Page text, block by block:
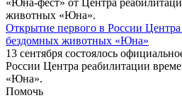
животных «Юна».
Открытие первого в России
бездомных животных «Юна»
13 сентября состоялось
России Центра реабилитации
«Юна».
Помочь